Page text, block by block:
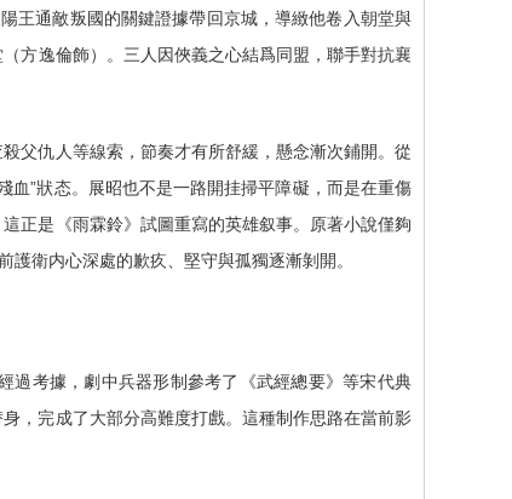
王通敵叛國的關鍵證據帶回京城，導緻他卷入朝堂與
方逸倫飾）。三人因俠義之心結爲同盟，聯手對抗襄
父仇人等線索，節奏才有所舒緩，懸念漸次鋪開。從
”狀态。展昭也不是一路開挂掃平障礙，而是在重傷
正是《雨霖鈴》試圖重寫的英雄叙事。原著小說僅夠
衛内心深處的歉疚、堅守與孤獨逐漸剝開。
過考據，劇中兵器形制參考了《武經總要》等宋代典
，完成了大部分高難度打戲。這種制作思路在當前影